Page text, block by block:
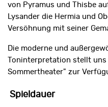
von Pyramus und Thisbe
Lysander die Hermia und
Versöhnung mit seiner
Die moderne und
Toninterpretation stellt uns
Sommertheater" zur
Spieldauer